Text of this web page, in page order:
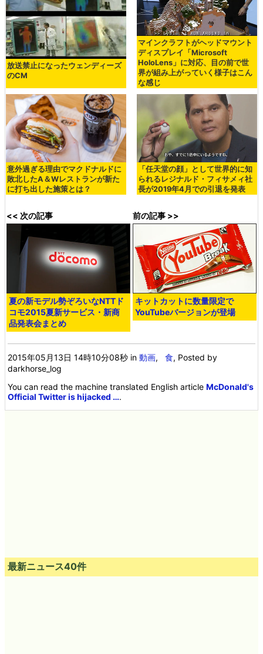
放送禁止になったウェンディーズ
のCM
マインクラフトがヘッドマウント
ディスプレイ「Microsoft
HoloLens」に対応、目の前で世
界が組み上がっていく様子はこん
な感じ
意外過ぎる理由でマクドナルドに
敗北したA＆Wレストランが新た
に打ち出した施策とは？
「任天堂の顔」として世界的に知
られるレジナルド・フィサメィ社
長が2019年4月での引退を発表
<< 次の記事
夏の新モデル勢ぞろいなNTTド
コモ2015夏新サービス・新商
品発表会まとめ
前の記事 >>
キットカットに数量限定で
YouTubeバージョンが登場
2015年05月13日 14時10分08秒 in動画,食, Posted by
darkhorse_log
You can read the machine translated English articleMcDonald's
Official Twitter is hijacked ….
最新ニュース40件